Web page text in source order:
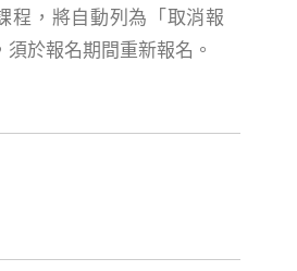
程，將自動列為「取消報
於報名期間重新報名。